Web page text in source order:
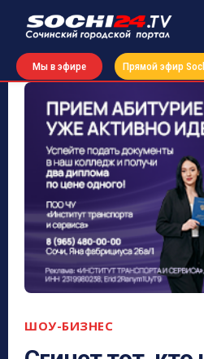
Мы в эфире Прямой эфир
ШОУ-БИЗНЕС